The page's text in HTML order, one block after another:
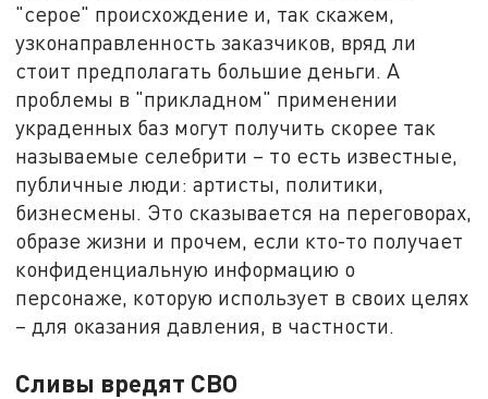
"серое" происхождение и, так скажем,
узконаправленность заказчиков, вряд ли
стоит предполагать большие деньги. А
проблемы в "прикладном" применении
украденных баз могут получить скорее так
называемые селебрити – то есть известные,
публичные люди: артисты, политики,
бизнесмены. Это сказывается на переговорах,
образе жизни и прочем, если кто-то получает
конфиденциальную информацию о
персонаже, которую использует в своих целях
– для оказания давления, в частности.
Сливы вредят СВО